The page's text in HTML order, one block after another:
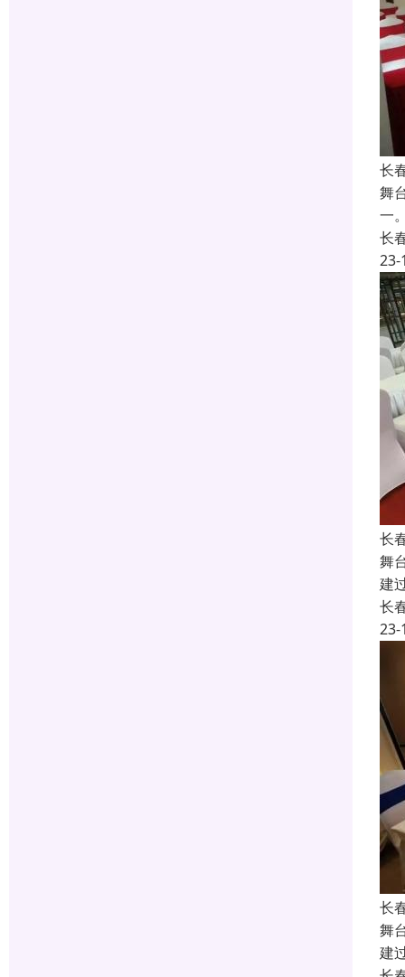
长
舞
一
长
23-
长
舞
建
长
23-
长
舞
建